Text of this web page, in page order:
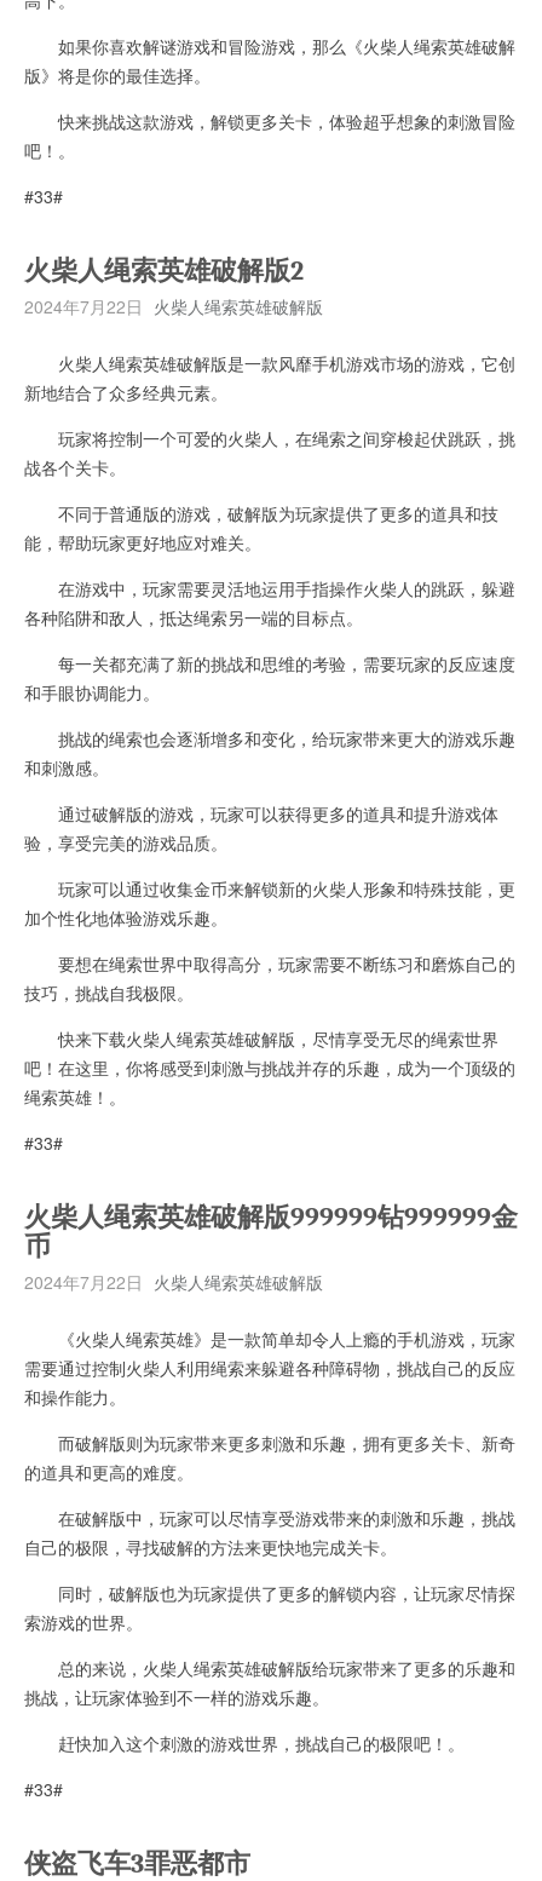
如果你喜欢解谜游戏和冒险游戏，那么《火柴人绳索英雄破解
版》将是你的最佳选择。
快来挑战这款游戏，解锁更多关卡，体验超乎想象的刺激冒险
吧！。
#33#
火柴人绳索英雄破解版2
2024年7月22日 火柴人绳索英雄破解版
火柴人绳索英雄破解版是一款风靡手机游戏市场的游戏，它创
新地结合了众多经典元素。
玩家将控制一个可爱的火柴人，在绳索之间穿梭起伏跳跃，挑
战各个关卡。
不同于普通版的游戏，破解版为玩家提供了更多的道具和技
能，帮助玩家更好地应对难关。
在游戏中，玩家需要灵活地运用手指操作火柴人的跳跃，躲避
各种陷阱和敌人，抵达绳索另一端的目标点。
每一关都充满了新的挑战和思维的考验，需要玩家的反应速度
和手眼协调能力。
挑战的绳索也会逐渐增多和变化，给玩家带来更大的游戏乐趣
和刺激感。
通过破解版的游戏，玩家可以获得更多的道具和提升游戏体
验，享受完美的游戏品质。
玩家可以通过收集金币来解锁新的火柴人形象和特殊技能，更
加个性化地体验游戏乐趣。
要想在绳索世界中取得高分，玩家需要不断练习和磨炼自己的
技巧，挑战自我极限。
快来下载火柴人绳索英雄破解版，尽情享受无尽的绳索世界
吧！在这里，你将感受到刺激与挑战并存的乐趣，成为一个顶级的
绳索英雄！。
#33#
火柴人绳索英雄破解版999999钻999999金
币
2024年7月22日 火柴人绳索英雄破解版
《火柴人绳索英雄》是一款简单却令人上瘾的手机游戏，玩家
需要通过控制火柴人利用绳索来躲避各种障碍物，挑战自己的反应
和操作能力。
而破解版则为玩家带来更多刺激和乐趣，拥有更多关卡、新奇
的道具和更高的难度。
在破解版中，玩家可以尽情享受游戏带来的刺激和乐趣，挑战
自己的极限，寻找破解的方法来更快地完成关卡。
同时，破解版也为玩家提供了更多的解锁内容，让玩家尽情探
索游戏的世界。
总的来说，火柴人绳索英雄破解版给玩家带来了更多的乐趣和
挑战，让玩家体验到不一样的游戏乐趣。
赶快加入这个刺激的游戏世界，挑战自己的极限吧！。
#33#
侠盗飞车3罪恶都市